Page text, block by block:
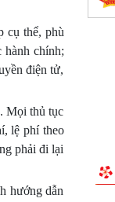
cụ thể, phù
hành chính;
điện tử,
Mọi thủ tục
lệ phí theo
phải đi lại
hướng dẫn